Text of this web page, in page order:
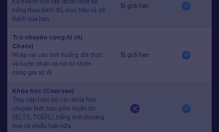
riêng theo trình độ, mục tiêu và sở
thích của bạn.
Bị giới hạn
Trò chuyện cùng AI (AI
Chats)
Nhập vai các tình huống đời thực
và luyện phản xạ nói tự nhiên
cùng gia sư AI.
Bị giới hạn
Khóa học (Courses)
Truy cập toàn bộ các khóa học
chuyên biệt, bao gồm luyện thi
(IELTS, TOEFL), tiếng Anh thương
mại và nhiều hơn nữa.